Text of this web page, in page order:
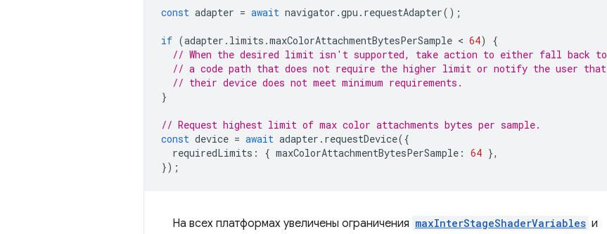
const adapter = await navigator .gpu . requestAdapter();
if (adapter . limits .maxColorAttachmentBytesPerSample < 64)
{
// When the desired limit isn't supported, take action to either fall back to
// a code path that does not require the higher limit or notify the user that
// their device does not meet minimum requirements.
}
// Request highest limit of max color attachments bytes per sample.
const device = await adapter . requestDevice({
requiredLimits : { maxColorAttachmentBytesPerSample : 64 },
});
На всех платформах увеличены ограничения maxInterStageShaderVariables и